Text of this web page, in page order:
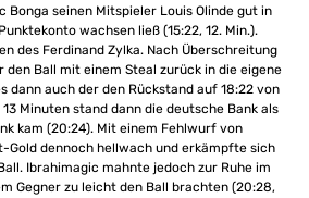
Bonga seinen Mitspieler Louis Olinde gut in
wachsen ließ (15:22, 12. Min.).
des Ferdinand Zylka. Nach Überschreitung
den Ball mit einem Steal zurück in die eigene
dann auch der den Rückstand auf 18:22 von
Minuten stand dann die deutsche Bank als
kam (20:24). Mit einem Fehlwurf von
Gold dennoch hellwach und erkämpfte sich
Ibrahimagic mahnte jedoch zur Ruhe im
Gegner zu leicht den Ball brachten (20:28,